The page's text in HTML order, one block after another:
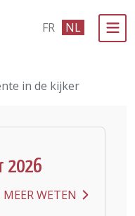
FR NL
in de kijker
2026
MEER WETEN